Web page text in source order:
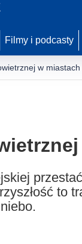
Filmy i podcasty
w miastach
to